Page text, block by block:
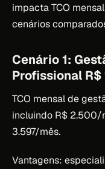
impacta TCO
cenários
Cenário 1:
Profissional R$
TCO mensal de
incluindo R$ 2.500/
3.597/mês.
Vantagens: